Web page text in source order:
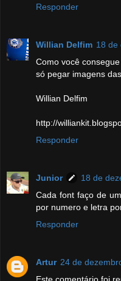
Responder
Willian Delfim 18 de
Como você
só pegar imagens
Willian Delfim
http://
Responder
Junior
18 de
Cada font faço de
por numero e letra
Responder
Artur 24 de
Este comentário foi